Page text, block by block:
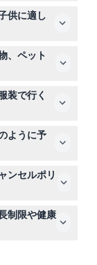
まで午後12
は午後5
から午後6
。火曜日は
業時間は変更
供に適し
向けのアトラ
ーンも用意さ
ますが、安
、ペット
べ物、飲み
。盲導犬のみ
で食べ物や飲
装で行く
切な水着やシ
。必要であれ
。適切な水着
ように予
ドウェットの
の日付を選択
さい。スムー
ンセルポリ
不可で、いか
前に計画を確
制限や健康